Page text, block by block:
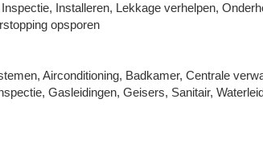
Installeren, Lekkage verhelpen,
opsporen
Airconditioning, Badkamer, Centrale
Gasleidingen, Geisers, Sanitair,